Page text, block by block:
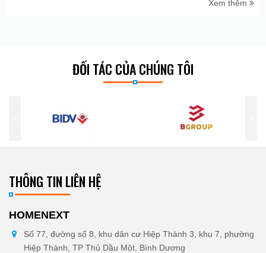
Xem thêm
ĐỐI TÁC CỦA CHÚNG TÔI
THÔNG TIN LIÊN HỆ
HOMENEXT
Số 77, đường số 8, khu dân cư Hiệp Thành 3, khu 7, phường
Hiệp Thành, TP Thủ Dầu Một, Bình Dương